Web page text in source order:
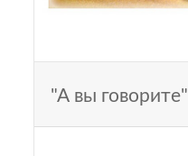
"А вы говорите"